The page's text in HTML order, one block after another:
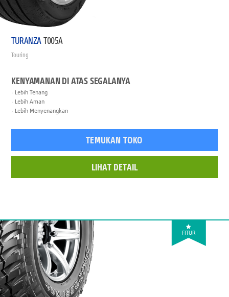
TURANZAT005A
Touring
KENYAMANAN DI ATAS SEGALANYA
Lebih Tenang
Lebih Aman
Lebih Menyenangkan
TEMUKAN TOKO
LIHAT DETAIL
FITUR